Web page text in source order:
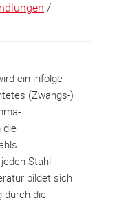
/
ein infolge
(Zwangs-)
die
Stahl
bildet sich
durch die